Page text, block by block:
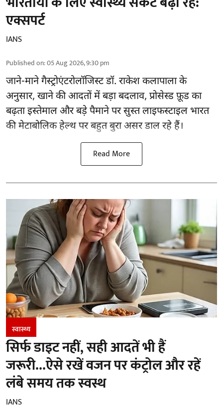
एक्सपर्ट
IANS
Published on:05 Aug 2026, 9:30 pm
जाने-माने गैस्ट्रोएंटरोलॉजिस्ट डॉ. राकेश कलापाला के
अनुसार, खाने की आदतोंमें बड़ा बदलाव, प्रोसेस्ड फ़ूड का
बढ़ता इस्तेमाल और बड़े पैमाने पर सुस्त लाइफस्टाइल भारत
की मेटाबोलिक हेल्थ पर बहुत बुरा असर डाल रहे हैं।
Read More
स्वास्थ्य
सिर्फ डाइट नहीं, सही आदतें भी हैं
जरूरी...ऐसे रखें वजन पर कंट्रोल और रहें
लंबे समय तक स्वस्थ
IANS